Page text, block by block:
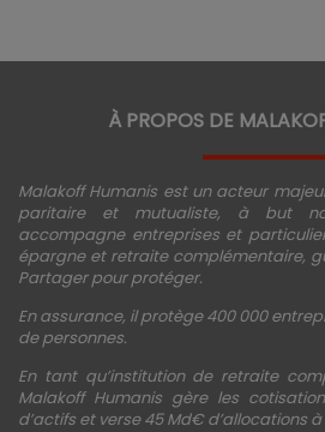
À PROPOS DE
Malakoff Humanis est un acteur
paritaire et mutualiste, à but
accompagne entreprises et
épargne et retraite complémentaire,
Partager pour protéger.
En assurance, il protège 400 000
de personnes.
En tant qu’institution de retraite
Malakoff Humanis gère les
d’actifs et verse 45 Md€ d’allocations